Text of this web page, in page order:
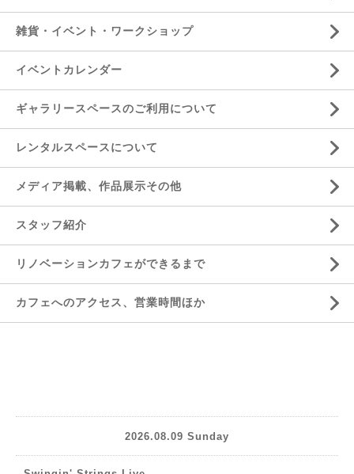
雑貨・イベント・ワークショップ
イベントカレンダー
ギャラリースペースのご利用について
レンタルスペースについて
メディア掲載、作品展示その他
スタッフ紹介
リノベーションカフェができるまで
カフェへのアクセス、営業時間ほか
2026.08.09 Sunday